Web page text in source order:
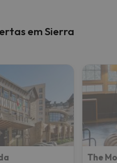
em Sierra
The